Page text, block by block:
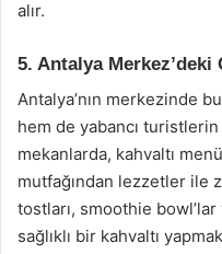
alır.
5. Antalya Merkez’deki
Antalya’nın merkezinde
hem de yabancı
mekanlarda, kahvaltı
mutfağından lezzetler ile
tostları, smoothie
sağlıklı bir kahvaltı